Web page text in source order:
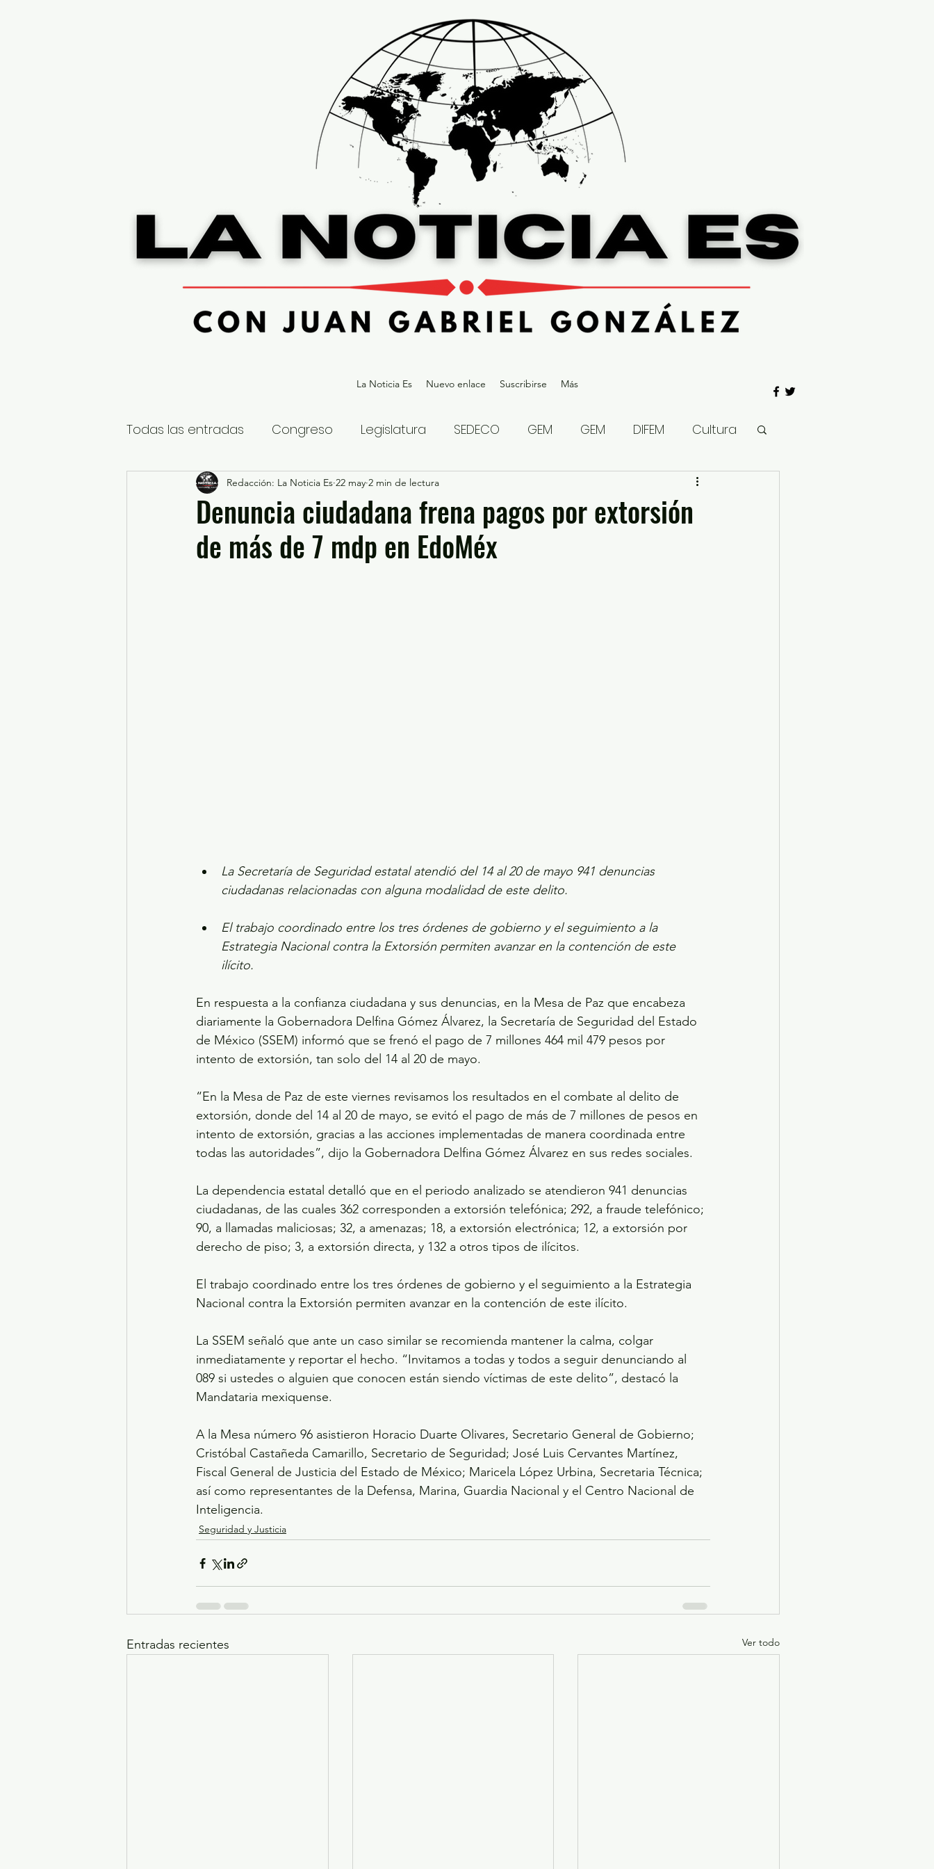
La Noticia Es Nuevo enlace Suscribirse Más
Todas las entradas Congreso Legislatura SEDECO GEM GEM DIFEM Cultura
Nacional Estatal Gubernatura Edoméx 2023
Educación y Cultura Seguridad y Justicia Denuncia Ciudadana
Denuncia ciudadana frena pagos por extorsión
de más de 7 mdp en EdoMéx
Redacción: La Noticia Es 22 may 2 min de lectura
La Secretaría de Seguridad estatal atendió del 14 al 20 de mayo 941 denuncias
ciudadanas relacionadas con alguna modalidad de este delito.
El trabajo coordinado entre los tres órdenes de gobierno y el seguimiento a la
Estrategia Nacional contra la Extorsión permiten avanzar en la contención de este
ilícito.
En respuesta a la confianza ciudadana y sus denuncias, en la Mesa de Paz que encabeza
diariamente la Gobernadora Delfina Gómez Álvarez, la Secretaría de Seguridad del Estado
de México (SSEM) informó que se frenó el pago de 7 millones 464 mil 479 pesos por
intento de extorsión, tan solo del 14 al 20 de mayo.
“En la Mesa de Paz de este viernes revisamos los resultados en el combate al delito de
extorsión, donde del 14 al 20 de mayo, se evitó el pago de más de 7 millones de pesos en
intento de extorsión, gracias a las acciones implementadas de manera coordinada entre
todas las autoridades”, dijo la Gobernadora Delfina Gómez Álvarez en sus redes sociales.
La dependencia estatal detalló que en el periodo analizado se atendieron 941 denuncias
ciudadanas, de las cuales 362 corresponden a extorsión telefónica; 292, a fraude telefónico;
90, a llamadas maliciosas; 32, a amenazas; 18, a extorsión electrónica; 12, a extorsión por
derecho de piso; 3, a extorsión directa, y 132 a otros tipos de ilícitos.
El trabajo coordinado entre los tres órdenes de gobierno y el seguimiento a la Estrategia
Nacional contra la Extorsión permiten avanzar en la contención de este ilícito.
La SSEM señaló que ante un caso similar se recomienda mantener la calma, colgar
inmediatamente y reportar el hecho. “Invitamos a todas y todos a seguir denunciando al
089 si ustedes o alguien que conocen están siendo víctimas de este delito”, destacó la
Mandataria mexiquense.
A la Mesa número 96 asistieron Horacio Duarte Olivares, Secretario General de Gobierno;
Cristóbal Castañeda Camarillo, Secretario de Seguridad; José Luis Cervantes Martínez,
Fiscal General de Justicia del Estado de México; Maricela López Urbina, Secretaria Técnica;
así como representantes de la Defensa, Marina, Guardia Nacional y el Centro Nacional de
Inteligencia.
Seguridad y Justicia
Entradas recientes Ver todo